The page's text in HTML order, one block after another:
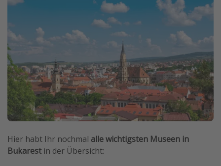
Hier habt Ihr nochmal alle wichtigsten Museen in
Bukarestin der Übersicht: